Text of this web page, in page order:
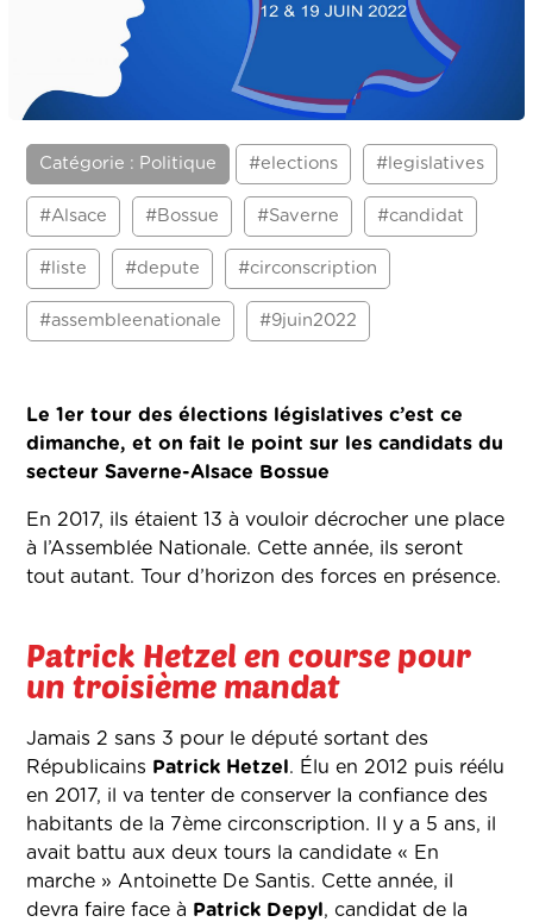
Catégorie : Politique #elections #legislatives
#Alsace #Bossue #Saverne #candidat
#liste #depute #circonscription
#assembleenationale #9juin2022
Le 1er tour des élections législatives c’est ce
dimanche, et on fait le point sur les candidats du
secteur Saverne-Alsace Bossue
En 2017, ils étaient 13 à vouloir décrocher une place
à l’Assemblée Nationale. Cette année, ils seront
tout autant. Tour d’horizon des forces en présence.
Patrick Hetzel en course pour
un troisième mandat
Jamais 2 sans 3 pour le député sortant des
Républicains Patrick Hetzel. Élu en 2012 puis réélu
en 2017, il va tenter de conserver la confiance des
habitants de la 7ème circonscription. Il y a 5 ans, il
avait battu aux deux tours la candidate « En
marche » Antoinette De Santis. Cette année, il
devra faire face à Patrick Depyl, candidat de la